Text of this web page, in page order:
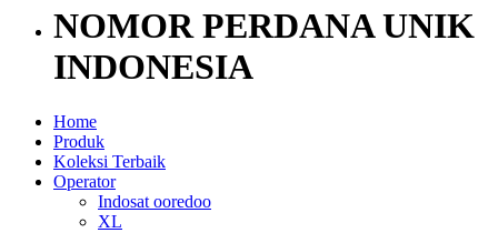
NOMOR PERDANA UNIK
INDONESIA
Home
Produk
Koleksi Terbaik
Operator
Indosat ooredoo
XL